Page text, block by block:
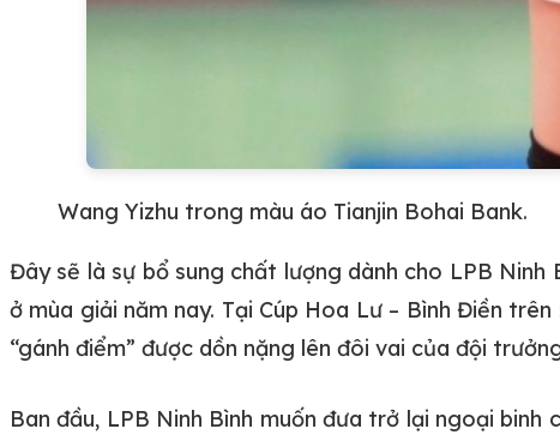
Wang Yizhu trong màu áo Tianjin Bohai Bank.
Đây sẽ là sự bổ sung chất lượng dành cho LPB
ở mùa giải năm nay. Tại Cúp Hoa Lư – Bình Điền
“gánh điểm” được dồn nặng lên đôi vai của đội
Ban đầu, LPB Ninh Bình muốn đưa trở lại ngoại